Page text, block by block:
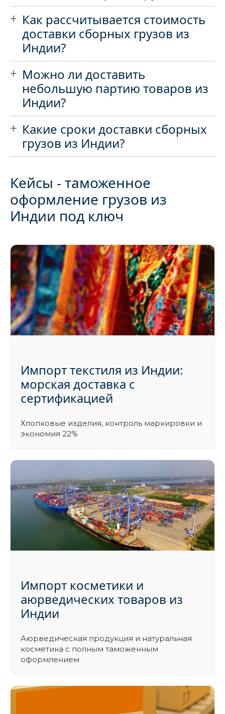
Как рассчитывается стоимость
доставки сборных грузов из
Индии?
Можно ли доставить
небольшую партию товаров из
Индии?
Какие сроки доставки сборных
грузов из Индии?
Кейсы - таможенное
оформление грузов из
Индии под ключ
Импорт текстиля из Индии:
морская доставка с
сертификацией
Хлопковые изделия, контроль маркировки и
экономия 22%
Импорт косметики и
аюрведических товаров из
Индии
Аюрведическая продукция и натуральная
косметика с полным таможенным
оформлением